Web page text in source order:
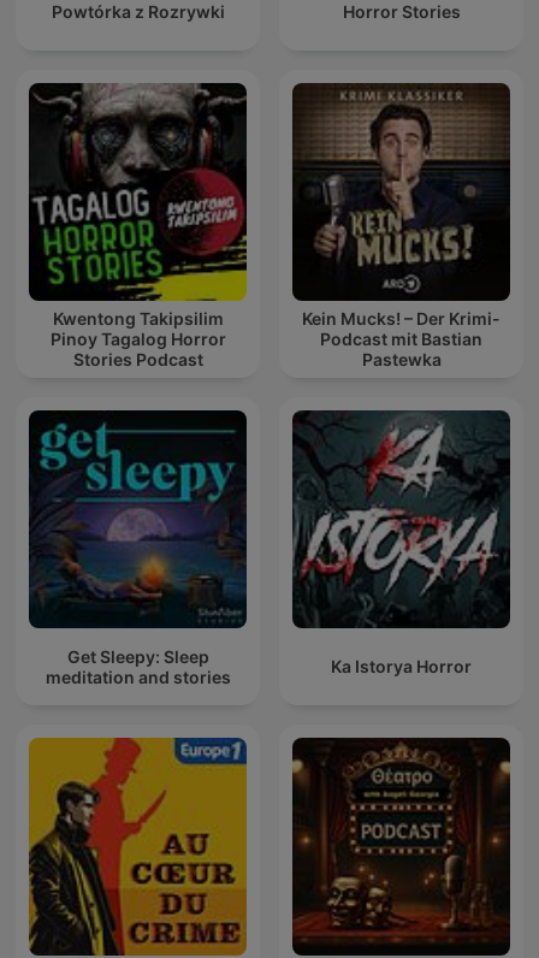
Powtórka z Rozrywki Horror Stories
Kwentong Takipsilim
Pinoy Tagalog Horror
Stories Podcast
Kein Mucks! – Der Krimi-
Podcast mit Bastian
Pastewka
Get Sleepy: Sleep
meditation and stories
Ka Istorya Horror